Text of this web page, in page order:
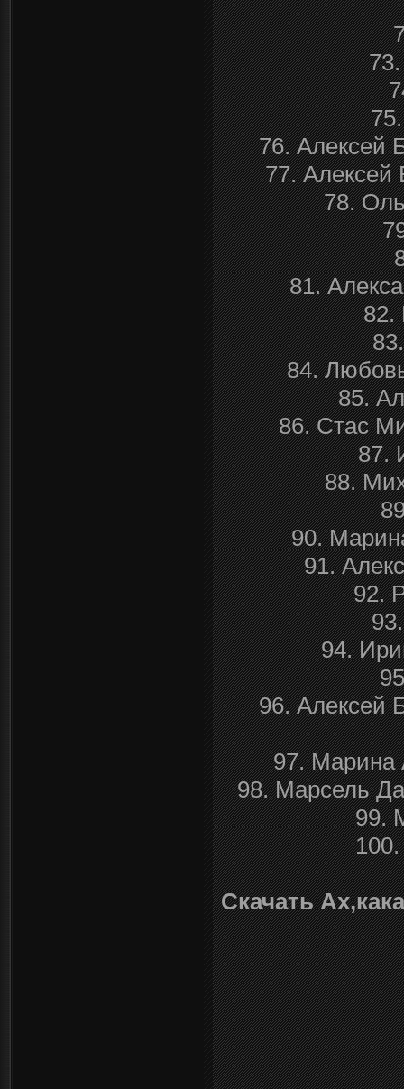
76. Алексей
77. Алексей
78.
81.
82.
84.
85.
86. Стас
87.
88.
90.
91.
92.
94.
96. Алексей
97. Марина
98. Марсель
99.
Скачать